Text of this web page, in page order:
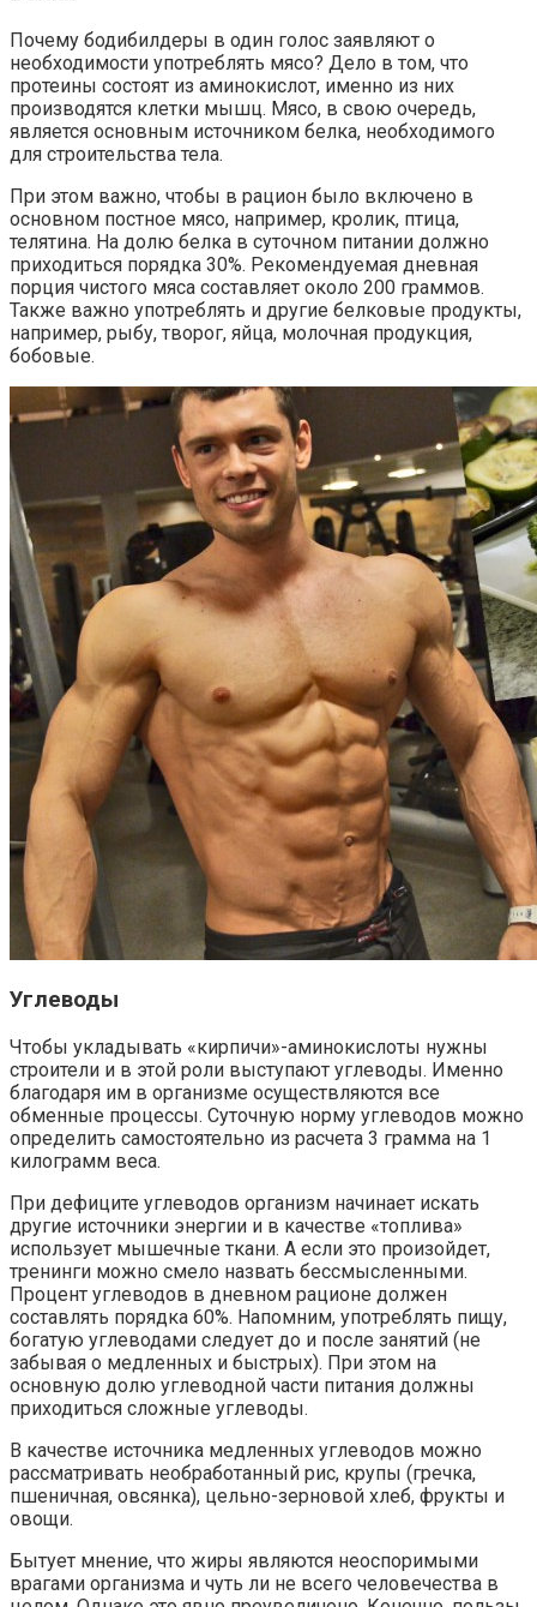
Почему бодибилдеры в один голос заявляют о
необходимости употреблять мясо? Дело в том, что
протеины состоят из аминокислот, именно из них
производятся клетки мышц. Мясо, в свою очередь,
является основным источником белка, необходимого
для строительства тела.
При этом важно, чтобы в рацион было включено в
основном постное мясо, например, кролик, птица,
телятина. На долю белка в суточном питании должно
приходиться порядка 30%. Рекомендуемая дневная
порция чистого мяса составляет около 200 граммов.
Также важно употреблять и другие белковые продукты,
например, рыбу, творог, яйца, молочная продукция,
бобовые.
Углеводы
Чтобы укладывать «кирпичи»-аминокислоты нужны
строители и в этой роли выступают углеводы. Именно
благодаря им в организме осуществляются все
обменные процессы. Суточную норму углеводов можно
определить самостоятельно из расчета 3 грамма на 1
килограмм веса.
При дефиците углеводов организм начинает искать
другие источники энергии и в качестве «топлива»
использует мышечные ткани. А если это произойдет,
тренинги можно смело назвать бессмысленными.
Процент углеводов в дневном рационе должен
составлять порядка 60%. Напомним, употреблять пищу,
богатую углеводами следует до и после занятий (не
забывая о медленных и быстрых). При этом на
основную долю углеводной части питания должны
приходиться сложные углеводы.
В качестве источника медленных углеводов можно
рассматривать необработанный рис, крупы (гречка,
пшеничная, овсянка), цельно-зерновой хлеб, фрукты и
овощи.
Бытует мнение, что жиры являются неоспоримыми
врагами организма и чуть ли не всего человечества в